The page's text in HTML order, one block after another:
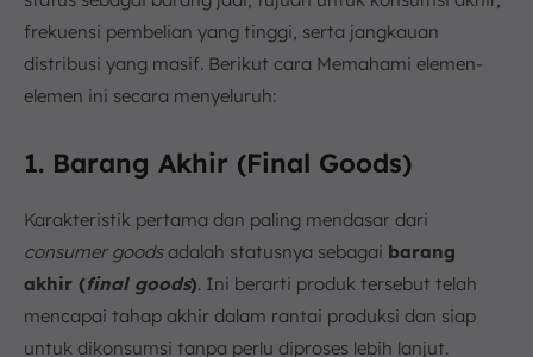
frekuensi pembelian yang tinggi, serta jangkauan
distribusi yang masif. Berikut cara Memahami elemen-
elemen ini secara menyeluruh:
1. Barang Akhir (Final Goods)
Karakteristik pertama dan paling mendasar dari
consumer goodsadalah statusnya sebagai barang
akhir (final goods). Ini berarti produk tersebut telah
mencapai tahap akhir dalam rantai produksi dan siap
untuk dikonsumsi tanpa perlu diproses lebih lanjut.